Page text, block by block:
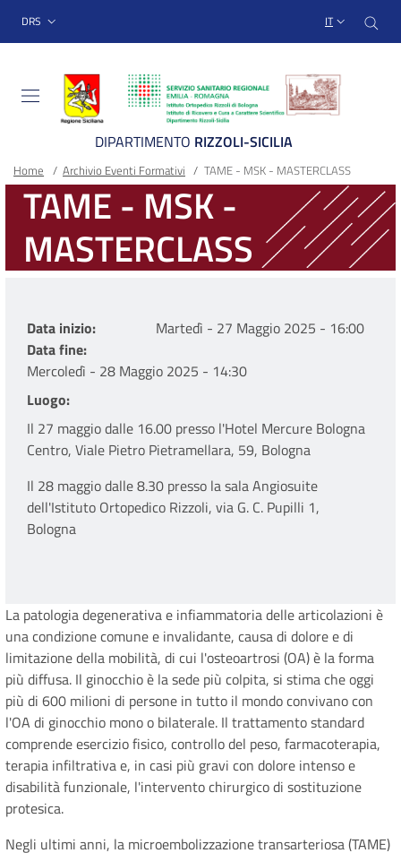
Sito Web Istituto
menu top-bar
DRS IT
DIPARTIMENTO RIZZOLI-SICILIA
Main container
Briciole
di
pane
Home / Archivio Eventi Formativi / TAME - MSK - MASTERCLASS
TAME - MSK -
MASTERCLASS
Data inizio
Martedì - 27 Maggio 2025 - 16:00
Data fine
Mercoledì - 28 Maggio 2025 - 14:30
Luogo
Il 27 maggio dalle 16.00 presso l'Hotel Mercure Bologna
Centro, Viale Pietro Pietramellara, 59, Bologna
Il 28 maggio dalle 8.30 presso la sala Angiosuite
dell'Istituto Ortopedico Rizzoli, via G. C. Pupilli 1,
Bologna
La patologia degenerativa e infiammatoria delle articolazioni è
una condizione comune e invalidante, causa di dolore e di
limitazione della mobilità, di cui l'osteoartrosi (OA) è la forma
più diffusa. Il ginocchio è la sede più colpita, si stima che oggi
più di 600 milioni di persone in tutto il mondo convivano con
l'OA di ginocchio mono o bilaterale. Il trattamento standard
comprende esercizio fisico, controllo del peso, farmacoterapia,
terapia infiltrativa e, in casi più gravi con dolore intenso e
disabilità funzionale, l'intervento chirurgico di sostituzione
protesica.
Negli ultimi anni, la microembolizzazione transarteriosa (TAME)